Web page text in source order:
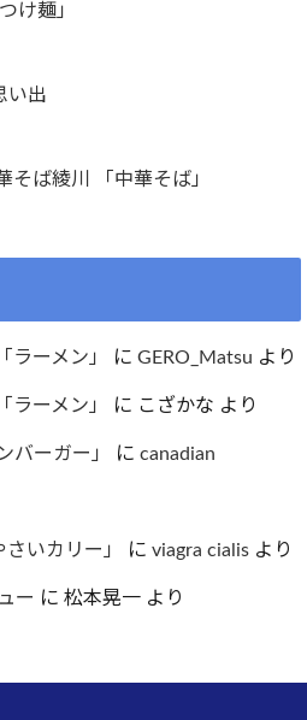
け麺」
い出
そば綾川 「中華そば」
ラーメン」 に GERO_Matsu より
ラーメン」 に こざかな より
バーガー」 に canadian
いカリー」 に viagra cialis より
ー に 松本晃一 より